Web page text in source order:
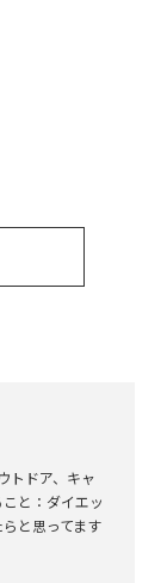
トドア、キャ
と：ダイエッ
と思ってます